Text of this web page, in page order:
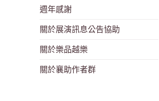
週年感謝
關於展演訊息公告協助
關於樂品越樂
關於襄助作者群